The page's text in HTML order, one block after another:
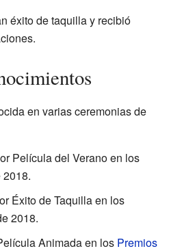
éxito de taquilla y recibió
en varias ceremonias de
Película del Verano en los
2018.
Éxito de Taquilla en los
2018.
Animada en los Premios